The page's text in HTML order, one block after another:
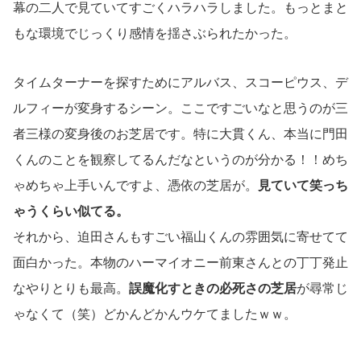
幕の二人で見ていてすごくハラハラしました。もっとまと
もな環境でじっくり感情を揺さぶられたかった。
タイムターナーを探すためにアルバス、スコーピウス、デ
ルフィーが変身するシーン。ここですごいなと思うのが三
者三様の変身後のお芝居です。特に大貫くん、本当に門田
くんのことを観察してるんだなというのが分かる！！めち
ゃめちゃ上手いんですよ、憑依の芝居が。
見ていて笑っち
ゃうくらい似てる。
それから、迫田さんもすごい福山くんの雰囲気に寄せてて
面白かった。本物のハーマイオニー前東さんとの丁丁発止
なやりとりも最高。 誤魔化すときの必死さの芝居が尋常じ
ゃなくて（笑）どかんどかんウケてましたｗｗ。